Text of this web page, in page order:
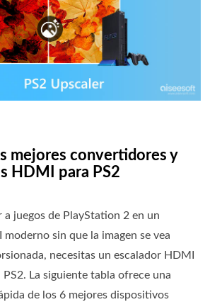
mejores convertidores y
HDMI para PS2
a juegos de PlayStation 2 en un
sin que la imagen se vea
necesitas un escalador HDMI
La siguiente tabla ofrece una
de los 6 mejores dispositivos